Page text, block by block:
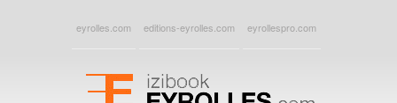
eyrolles.com editions-eyrolles.com eyrollespro.com